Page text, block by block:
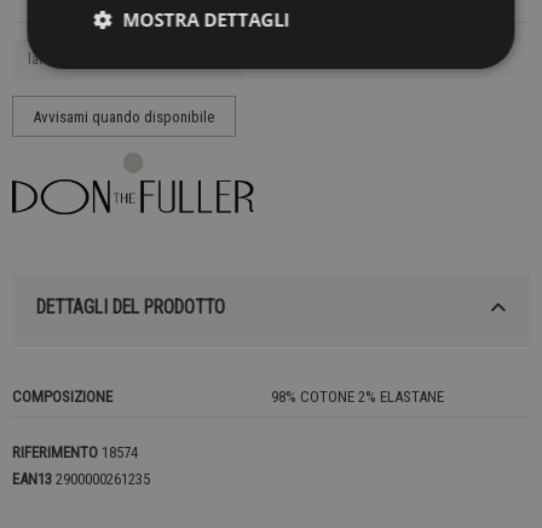
DETTAGLI DEL PRODOTTO
COMPOSIZIONE 98% COTONE 2% ELASTANE
RIFERIMENTO 18574
EAN13 2900000261235
MOSTRA DETTAGLI